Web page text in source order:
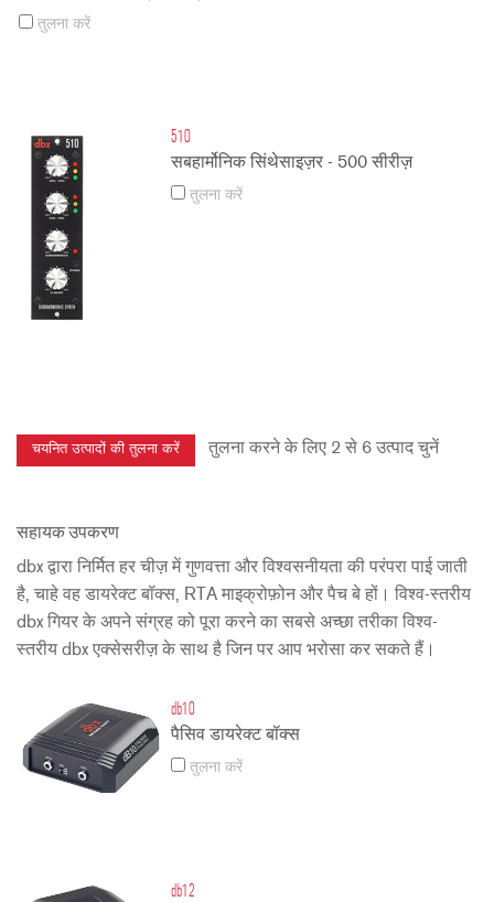
तुलना करें
510
सबहार्मोनिक सिंथेसाइज़र - 500 सीरीज़
तुलना करें
तुलना करने के लिए 2 से 6 उत्पाद चुनें
सहायक उपकरण
dbx द्वारा निर्मित हर चीज़ में गुणवत्ता और विश्वसनीयता की परंपरा पाई जाती
है, चाहे वह डायरेक्ट बॉक्स, RTA माइक्रोफ़ोन और पैच बे हों। विश्व-स्तरीय
dbx गियर के अपने संग्रह को पूरा करने का सबसे अच्छा तरीका विश्व-
स्तरीय dbx एक्सेसरीज़ के साथ है जिन पर आप भरोसा कर सकते हैं।
db10
पैसिव डायरेक्ट बॉक्स
तुलना करें
db12